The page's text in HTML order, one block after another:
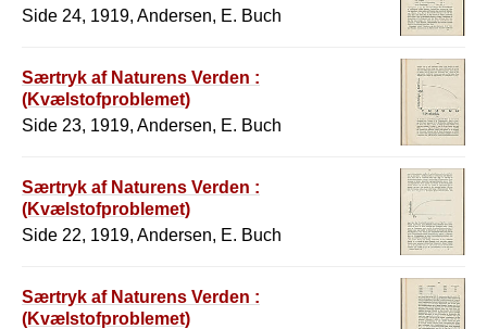
Side 24, 1919, Andersen, E. Buch
Særtryk af Naturens Verden :
(Kvælstofproblemet)
Side 23, 1919, Andersen, E. Buch
Særtryk af Naturens Verden :
(Kvælstofproblemet)
Side 22, 1919, Andersen, E. Buch
Særtryk af Naturens Verden :
(Kvælstofproblemet)